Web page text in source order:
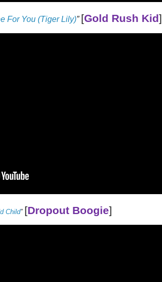
For You (Tiger Lily)” [Gold Rush Kid]
Child” [Dropout Boogie]